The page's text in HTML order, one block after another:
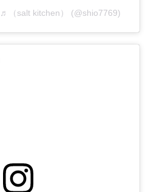
（salt kitchen） (@shio7769)